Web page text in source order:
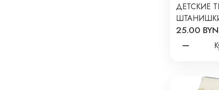
ДЕТСКИЕ
КАШКОРСЕ
ХАКИ T-184
25.00 BYN